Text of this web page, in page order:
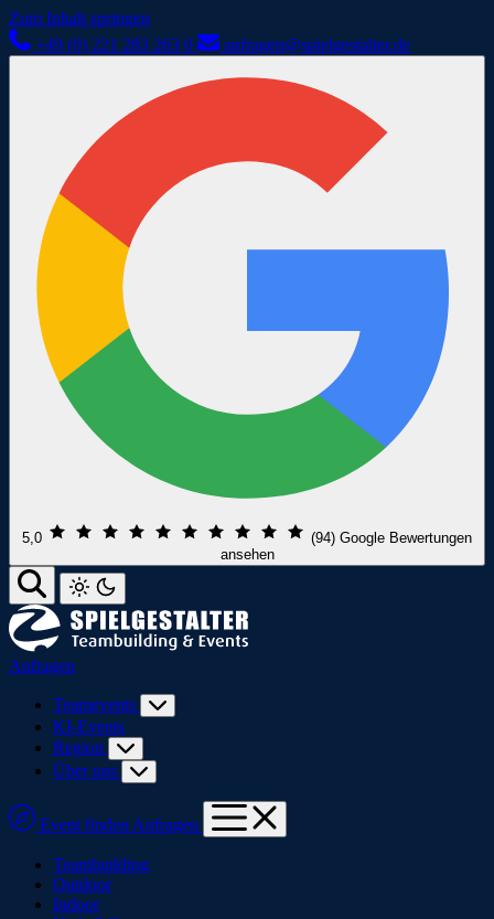
Zum Inhalt springen
+49 (0) 221 283 263 0
anfragen@spielgestalter.de
5,0 (94) Google Bewertungen
ansehen
Anfragen
Teamevents
KI-Events
Region
Über uns
Event finden Anfragen
Teambuilding
Outdoor
Indoor